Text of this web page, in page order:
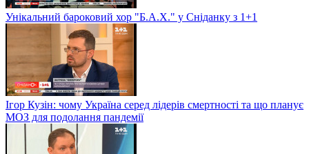
Унікальний бароковий хор "Б.А.Х." у Сніданку з 1+1
Ігор Кузін: чому Україна серед лідерів смертності та що планує
МОЗ для подолання пандемії